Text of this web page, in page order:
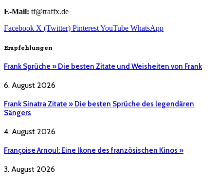
E-Mail: tf@traffx.de
Facebook X (Twitter) PinterestYouTube WhatsApp
Empfehlungen
Frank Sprüche » Die besten Zitate und Weisheiten von Frank
6. August 2026
Frank Sinatra Zitate » Die besten Sprüche des legendären
Sängers
4. August 2026
Françoise Arnoul: Eine Ikone des französischen Kinos »
3. August 2026